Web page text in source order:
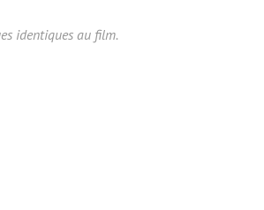
identiques au film.